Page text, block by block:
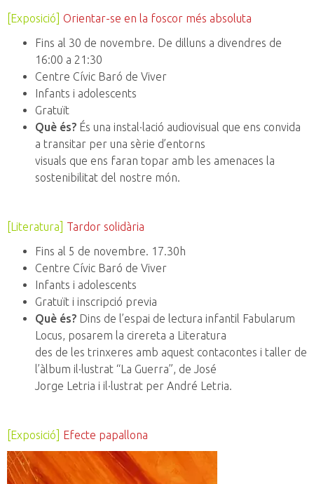
[Exposició]
Orientar-se en la foscor més absoluta
Fins al 30 de novembre. De dilluns a divendres de
16:00 a 21:30
Centre Cívic Baró de Viver
Infants i adolescents
Gratuït
Què és? És una instal·lació audiovisual que ens convida
a transitar per una sèrie d’entorns
visuals que ens faran topar amb les amenaces la
sostenibilitat del nostre món.
[Literatura]
Tardor solidària
Fins al 5 de novembre. 17.30h
Centre Cívic Baró de Viver
Infants i adolescents
Gratuït i inscripció previa
Què és? Dins de l’espai de lectura infantil Fabularum
Locus, posarem la cirereta a Literatura
des de les trinxeres amb aquest contacontes i taller de
l’àlbum il·lustrat “La Guerra”, de José
Jorge Letria i il·lustrat per André Letria.
[Exposició] Efecte papallona